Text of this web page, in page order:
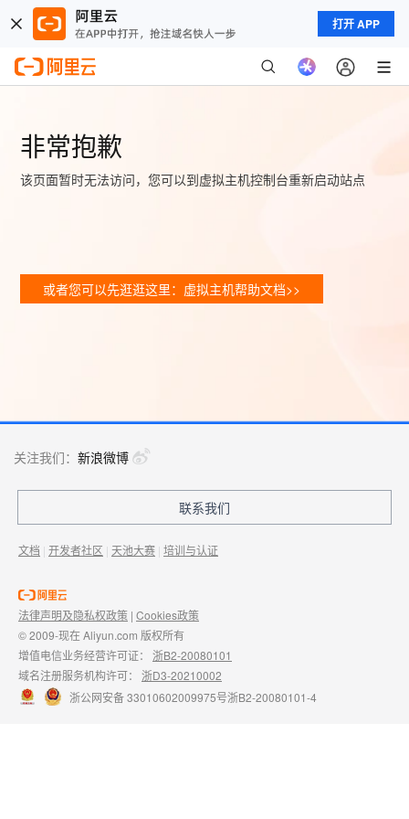
打开 APP
非常抱歉
该页面暂时无法访问，您可以到虚拟主机控制台重新启动站点
或者您可以先逛逛这里：虚拟主机帮助文档>>